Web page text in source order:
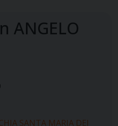
ANGELO
SANTA MARIA DEI